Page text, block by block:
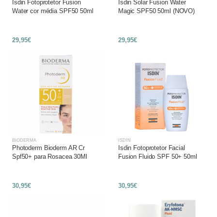
Isdin Fotoprotetor Fusion
Water cor média SPF50 50ml
29,95€
Isdin Solar Fusion Water
Magic SPF50 50ml (NOVO)
29,95€
BIODERMA
Photoderm Bioderm AR Cr
Spf50+ para Rosacea 30Ml
30,95€
ISDIN
Isdin Fotoprotetor Facial
Fusion Fluido SPF 50+ 50ml
30,95€